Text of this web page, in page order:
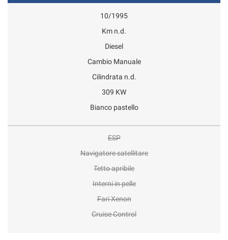
10/1995
Km n.d.
Diesel
Cambio Manuale
Cilindrata n.d.
309 KW
Bianco pastello
ESP
Navigatore satellitare
Tetto apribile
Interni in pelle
Fari Xenon
Cruise Control